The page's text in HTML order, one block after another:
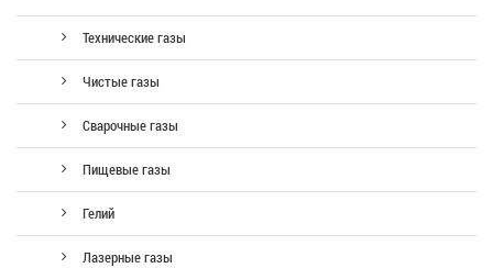
Технические газы
Чистые газы
Сварочные газы
Пищевые газы
Гелий
Лазерные газы